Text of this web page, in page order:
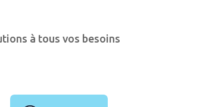
à tous vos besoins